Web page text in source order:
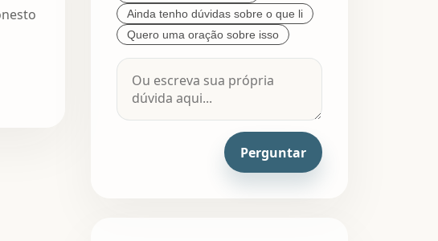
Ainda tenho dúvidas sobre o que li
Quero uma oração sobre isso
Perguntar